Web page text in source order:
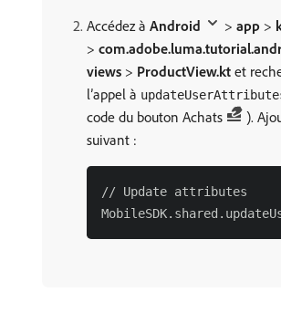
Accédez à Android > app >
>
views > ProductView.kt et
l’appel à
code du bouton Achats
).
suivant :
// Update attributes